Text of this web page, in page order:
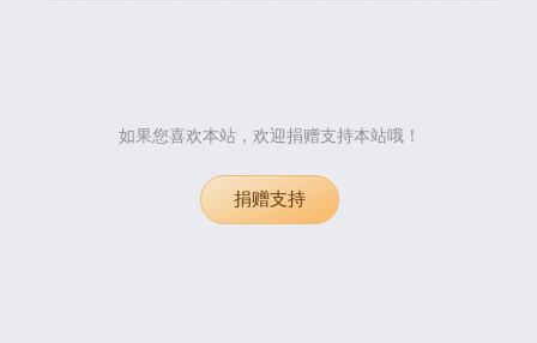
如果您喜欢本站，欢迎捐赠支持本站哦！
捐赠支持